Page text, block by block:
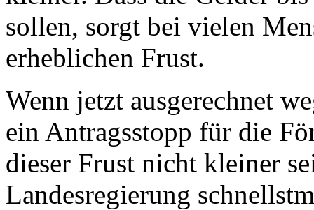
sollen, sorgt bei vielen
erheblichen Frust.
Wenn jetzt ausgerechnet
ein Antragsstopp für die
dieser Frust nicht kleiner
Landesregierung